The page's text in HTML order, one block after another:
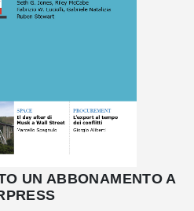
UN ABBONAMENTO A